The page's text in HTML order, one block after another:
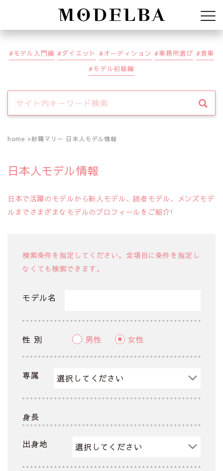
Modelba
モデル入門編 ダイエット オーディション 事務所選び
食事
モデル初級編
home 紗羅マリー 日本人モデル情報
日本人モデル情報
日本で活躍のモデルから新人モデル、読者モデル、メンズモデ
ルまでさまざまなモデルのプロフィールをご紹介!
検索条件を指定してください。全項目に条件を指定し
なくても検索できます。
モデル名
性 別 男性 女性
専属
身長
出身地